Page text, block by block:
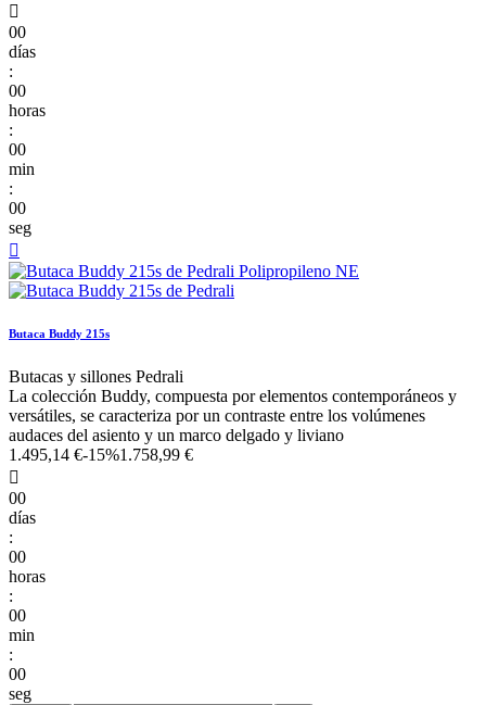

00
días
:
00
horas
:
00
min
:
00
seg

Butaca Buddy 215s
Butacas y sillones Pedrali
La colección Buddy, compuesta por elementos contemporáneos y
versátiles, se caracteriza por un contraste entre los volúmenes
audaces del asiento y un marco delgado y liviano
1.495,14 €-15%1.758,99 €

00
días
:
00
horas
:
00
min
:
00
seg